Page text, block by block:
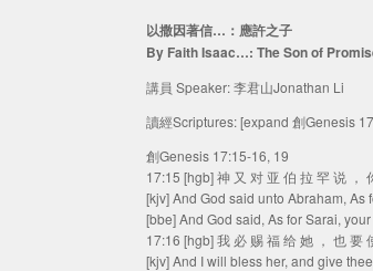
以撒因著信…：應許之子
By Faith Isaac…: The Son of
講員 Speaker: 李君山Jonathan Li
讀經Scriptures: [expand 創Genesis
創Genesis 17:15-16, 19
17:15 [hgb] 神 又 对 亚 伯 拉 罕 说 ，
[kjv] And God said unto Abraham,
[bbe] And God said, As for Sarai,
17:16 [hgb] 我 必 赐 福 给 她 ， 也 要
[kjv] And I will bless her, and give